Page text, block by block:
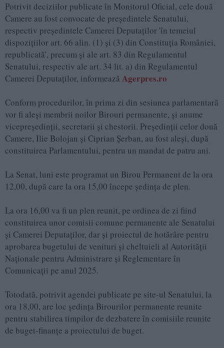
Potrivit deciziilor publicate în Monitorul Oficial, cele două
Camere au fost convocate de președintele Senatului,
respectiv președintele Camerei Deputaților 'în temeiul
dispozițiilor art. 66 alin. (1) și (3) din Constituția României,
republicată', precum și ale art. 83 din Regulamentul
Senatului, respectiv ale art. 34 lit. a) din Regulamentul
Camerei Deputaților, informează Agerpres.ro
Conform procedurilor, în prima zi din sesiunea parlamentară
vor fi aleși membrii noilor Birouri permanente, și anume
vicepreședinții, secretarii și chestorii. Președinții celor două
Camere, Ilie Bolojan și Ciprian Șerban, au fost aleși, după
constituirea Parlamentului, pentru un mandat de patru ani.
La Senat, luni este programat un Birou Permanent de la ora
12,00, după care la ora 15,00 începe ședința de plen.
La ora 16,00 va fi un plen reunit, pe ordinea de zi fiind
constituirea unor comisii comune permanente ale Senatului
și Camerei Deputaților, dar și proiectul de hotărâre pentru
aprobarea bugetului de venituri și cheltuieli al Autorității
Naționale pentru Administrare și Reglementare în
Comunicații pe anul 2025.
Totodată, potrivit agendei publicate pe site-ul Senatului, la
ora 18,00, are loc ședința Birourilor permanente reunite
pentru stabilirea timpilor de dezbatere în comisiile reunite
de buget-finanțe a proiectului de buget.